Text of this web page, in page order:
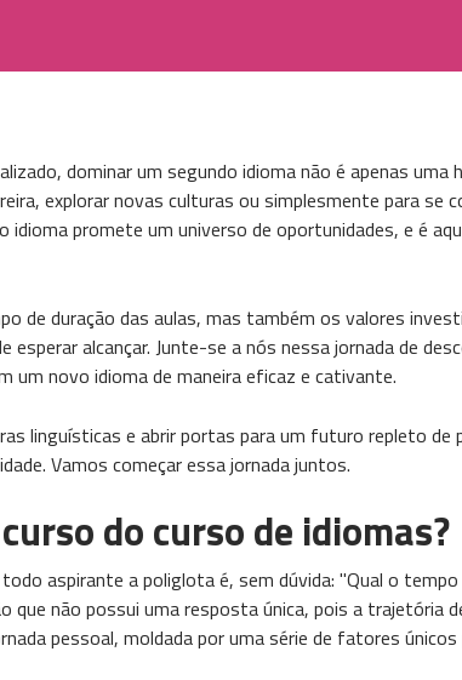
dominar um segundo idioma não é apenas uma
explorar novas culturas ou simplesmente para se
idioma promete um universo de oportunidades, e é
de duração das aulas, mas também os valores
esperar alcançar. Junte-se a nós nessa jornada de
um novo idioma de maneira eficaz e cativante.
linguísticas e abrir portas para um futuro repleto de
Vamos começar essa jornada juntos.
do curso de idiomas?
aspirante a poliglota é, sem dúvida: "Qual o
que não possui uma resposta única, pois a trajetória
pessoal, moldada por uma série de fatores únicos